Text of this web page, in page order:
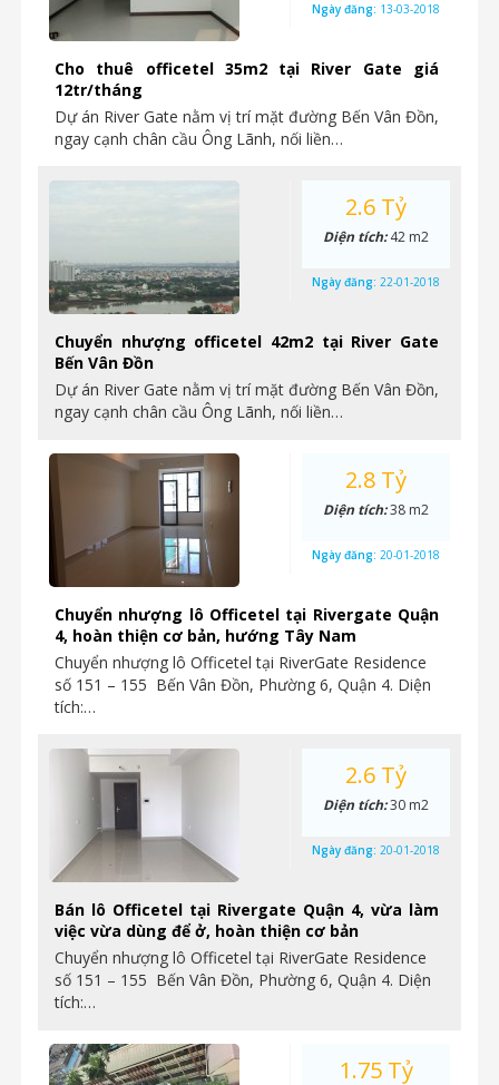
Cho thuê officetel 35m2 tại River Gate giá
12tr/tháng
Dự án River Gate nằm vị trí mặt đường Bến Vân Đồn,
ngay cạnh chân cầu Ông Lãnh, nối liền…
Ngày đăng: 13-03-2018
Chuyển nhượng officetel 42m2 tại River Gate
Bến Vân Đồn
Dự án River Gate nằm vị trí mặt đường Bến Vân Đồn,
ngay cạnh chân cầu Ông Lãnh, nối liền…
2.6 Tỷ
Diện tích:42 m2
Ngày đăng: 22-01-2018
Chuyển nhượng lô Officetel tại Rivergate Quận
4, hoàn thiện cơ bản, hướng Tây Nam
Chuyển nhượng lô Officetel tại RiverGate Residence
số 151 – 155 Bến Vân Đồn, Phường 6, Quận 4. Diện
tích:…
2.8 Tỷ
Diện tích:38 m2
Ngày đăng: 20-01-2018
Bán lô Officetel tại Rivergate Quận 4, vừa làm
việc vừa dùng để ở, hoàn thiện cơ bản
Chuyển nhượng lô Officetel tại RiverGate Residence
số 151 – 155 Bến Vân Đồn, Phường 6, Quận 4. Diện
tích:…
2.6 Tỷ
Diện tích:30 m2
Ngày đăng: 20-01-2018
1.75 Tỷ